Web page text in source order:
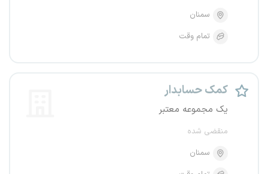
سمنان
تمام وقت
کمک حسابدار
یک مجموعه معتبر
منقضی شده
سمنان